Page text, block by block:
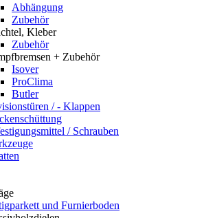
Abhängung
Zubehör
Kleber
Zubehör
+ Zubehör
Isover
ProClima
Butler
/ - Klappen
/ Schrauben
und Furnierboden